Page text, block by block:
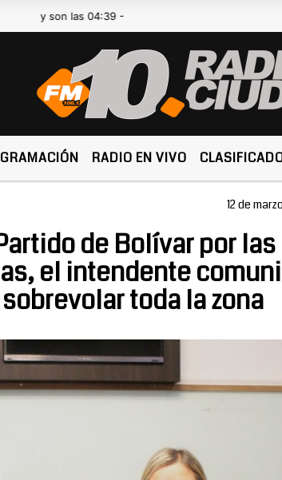
las 04:39 -
RADIO EN VIVO
12 de
de Bolívar por las
el intendente
toda la zona